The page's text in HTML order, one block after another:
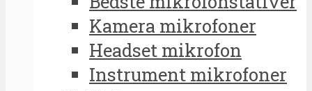
Kamera mikrofoner
Headset mikrofon
Instrument mikrofoner